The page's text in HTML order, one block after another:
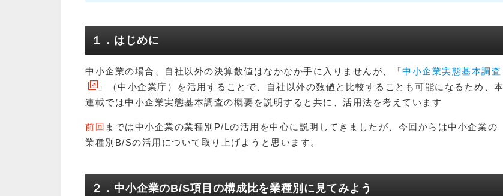
１．はじめに
中小企業の場合、自社以外の決算数値はなかなか手に入りませんが、「中小企業実態基本調査
」（中小企業庁）を活用することで、自社以外の数値と比較することも可能になるため、本
連載では中小企業実態基本調査の概要を説明すると共に、活用法を考えています
前回 までは中小企業の業種別P/Lの活用を中心に説明してきましたが、今回からは中小企業の
業種別B/Sの活用について取り上げようと思います。
２．中小企業のB/S項目の構成比を業種別に見てみよう